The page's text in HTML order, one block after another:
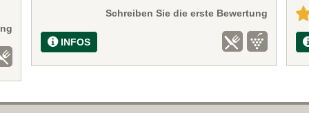
Schreiben Sie die erste Bewertung
INFOS